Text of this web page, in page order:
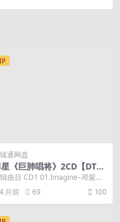
城通网盘
《巨肺唱将》2CD【DTS-
】
曲目 CD1 01.lmagine–邓紫棋
泡沫̵...
4 月前 69 100